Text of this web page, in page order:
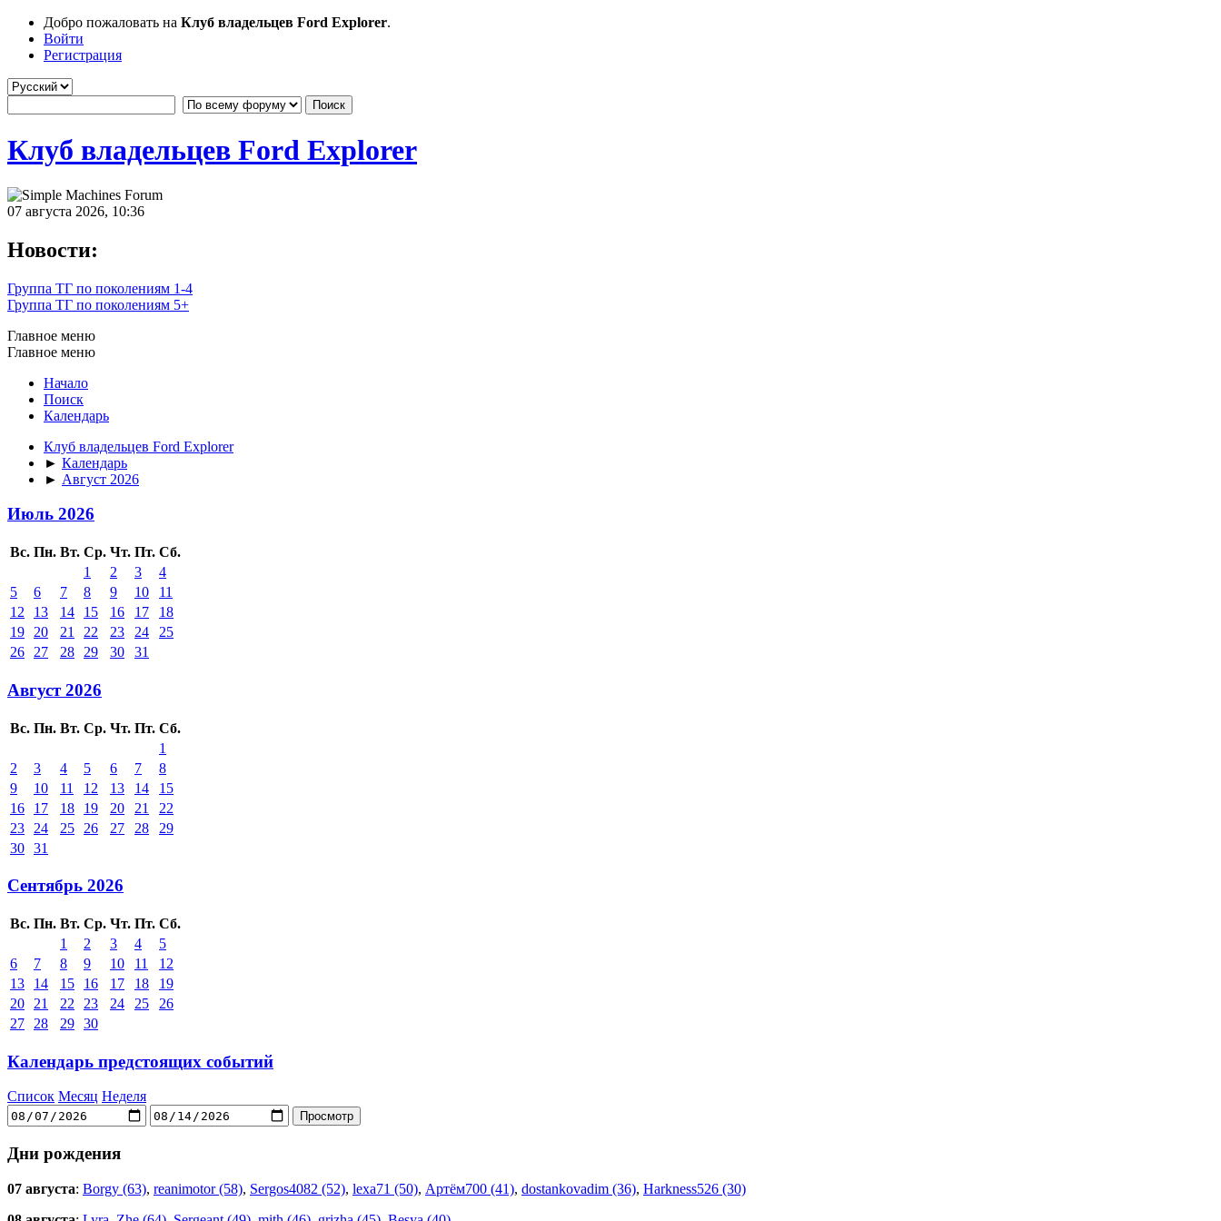
Добро пожаловать на Клуб владельцев Ford Explorer.
Войти
Регистрация
Клуб владельцев Ford Explorer
07 августа 2026, 10:36
Новости:
Группа ТГ по поколениям 1-4
Группа ТГ по поколениям 5+
Главное меню
Главное меню
Начало
Поиск
Календарь
Клуб владельцев Ford Explorer
► Календарь
► Август 2026
Июль 2026
Вс. Пн. Вт. Ср. Чт. Пт. Сб.
1
2 3
4
5
6 7 8 9 10
11
12
13 14 15 16 17
18
19
20 21 22 23 24
25
26
27 28 29 30 31
Август 2026
Вс. Пн. Вт. Ср. Чт. Пт. Сб.
1
2
3 4 5 6 7
8
9
10 11 12 13 14
15
16
17 18 19 20 21
22
23
24 25 26 27 28
29
30 31
Сентябрь 2026
Вс. Пн. Вт. Ср. Чт. Пт. Сб.
1
2 3 4
5
6
7 8 9 10 11
12
13
14 15 16 17 18
19
20
21 22 23 24 25
26
27
28 29 30
Календарь предстоящих событий
Список Месяц Неделя
Дни рождения
07 августа: Borgy (63), reanimotor (58), Sergos4082 (52), lexa71 (50), Артём700 (41), dostankovadim (36), Harkness526 (30)